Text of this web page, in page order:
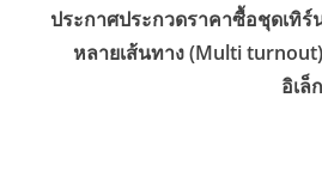
ประกาศประกวดราคาซื้อชุดเทิ
หลายเส้นทาง (Multi
อิเล็